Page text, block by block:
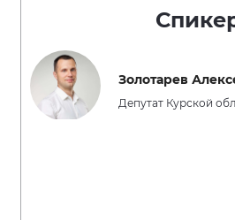
Золотарев
Депутат Курской